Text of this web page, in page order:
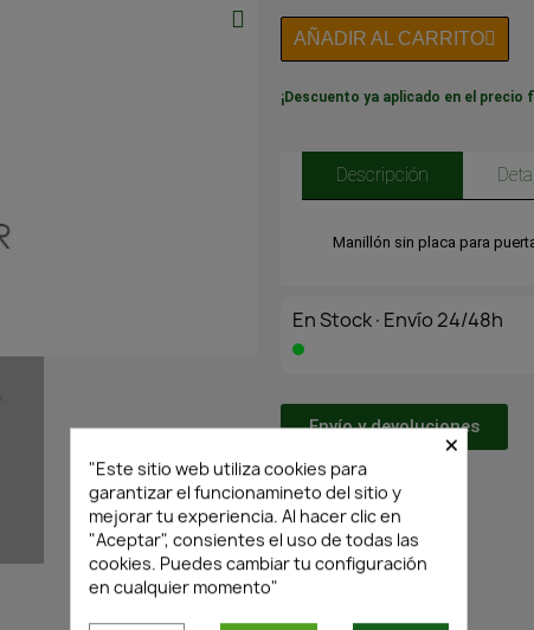
AÑADIR AL CARRITO
¡Descuento ya aplicado en el precio
Descripción
En Stock·Envío 24/48h
Envío y devoluciones
Transporte
×
"Este sitio web utiliza cookies para
garantizar el funcionamineto del sitio y
mejorar tu experiencia. Al hacer clic en
"Aceptar", consientes el uso de todas las
cookies. Puedes cambiar tu configuración
en cualquier momento"